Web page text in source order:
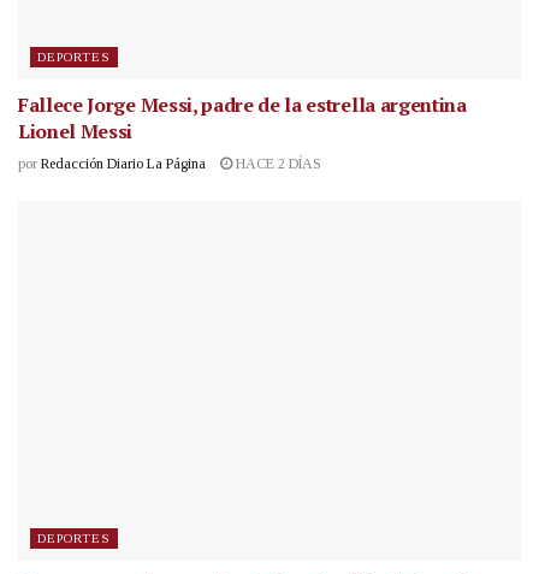
DEPORTES
Fallece Jorge Messi, padre de la estrella argentina
Lionel Messi
por Redacción Diario La Página HACE 2 DÍAS
DEPORTES